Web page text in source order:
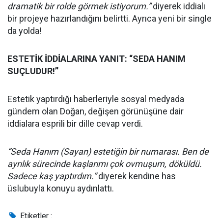
dramatik bir rolde görmek istiyorum.”diyerek iddialı
bir projeye hazırlandığını belirtti. Ayrıca yeni bir single
da yolda!
ESTETİK İDDİALARINA YANIT: “SEDA HANIM
SUÇLUDUR!”
Estetik yaptırdığı haberleriyle sosyal medyada
gündem olan Doğan, değişen görünüşüne dair
iddialara esprili bir dille cevap verdi.
“Seda Hanım (Sayan) estetiğin bir numarası. Ben de
ayrılık sürecinde kaşlarımı çok ovmuşum, döküldü.
Sadece kaş yaptırdım.”diyerek kendine has
üslubuyla konuyu aydınlattı.
Etiketler :